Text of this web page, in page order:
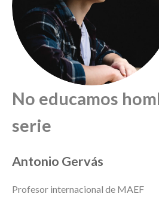
No educamos
serie
Antonio Gervás
Profesor internacional de MAEF